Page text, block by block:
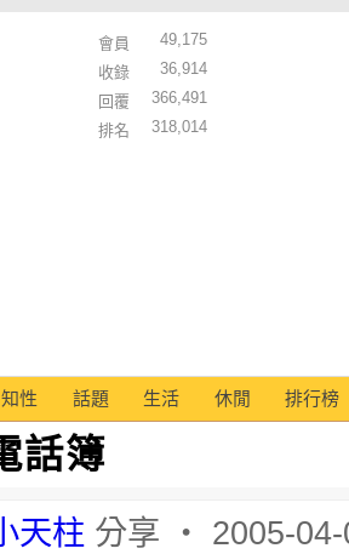
會員
49,175
收錄
36,914
回覆
366,491
排名
318,014
知性 話題 生活 休閒 排行榜
話簿
天柱 分享 ‧ 2005-